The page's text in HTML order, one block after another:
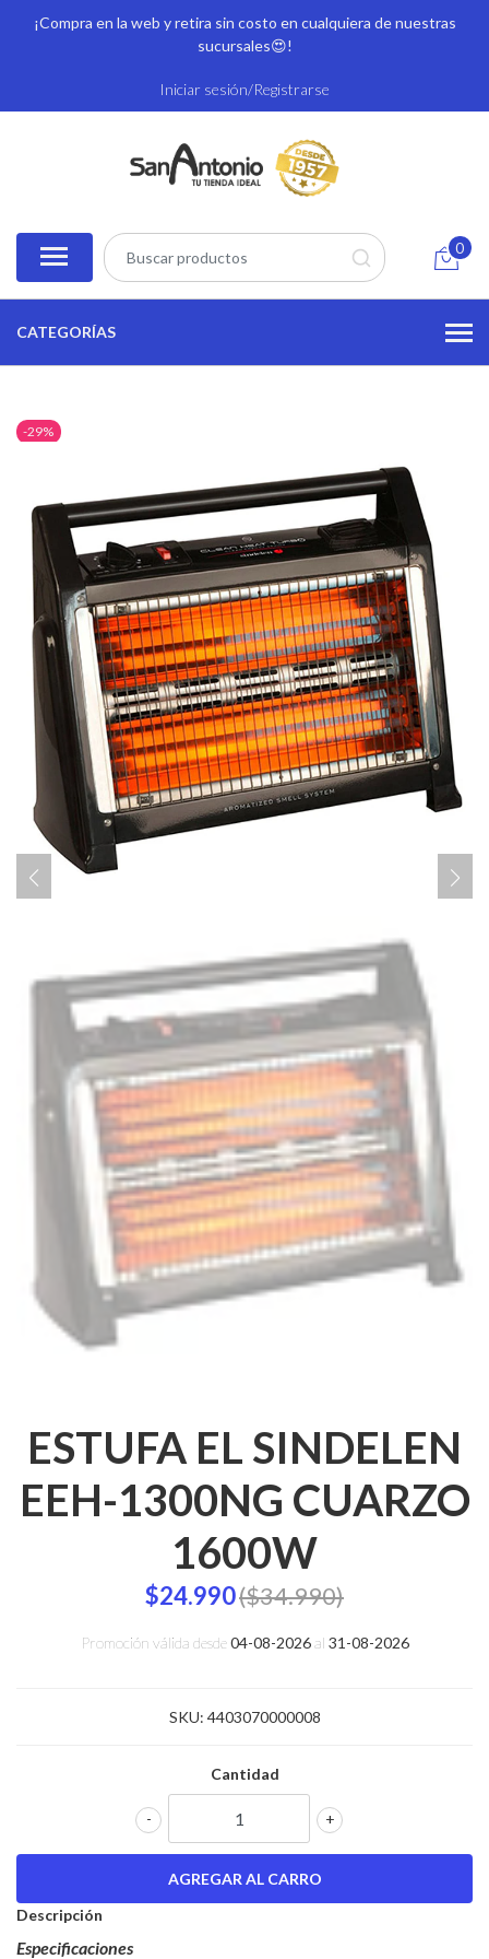
¡Compra en la web y retira sin costo en cualquiera de nuestras
sucursales😍!
Iniciar sesión/Registrarse
0
CATEGORÍAS
-29%
ESTUFA EL SINDELEN
EEH-1300NG CUARZO
1600W
$24.990($34.990)
Promoción válida desde04-08-2026al 31-08-2026
SKU: 4403070000008
Cantidad
+
-
Descripción
Especificaciones